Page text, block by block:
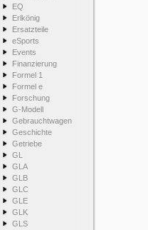
EQ
Erlkönig
Ersatzteile
eSports
Events
Finanzierung
Formel 1
Formel e
Forschung
G-Modell
Gebrauchtwagen
Geschichte
Getriebe
GL
GLA
GLB
GLC
GLE
GLK
GLS